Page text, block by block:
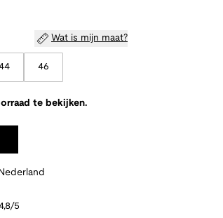
Wat is mijn maat?
46
te bekijken.
5